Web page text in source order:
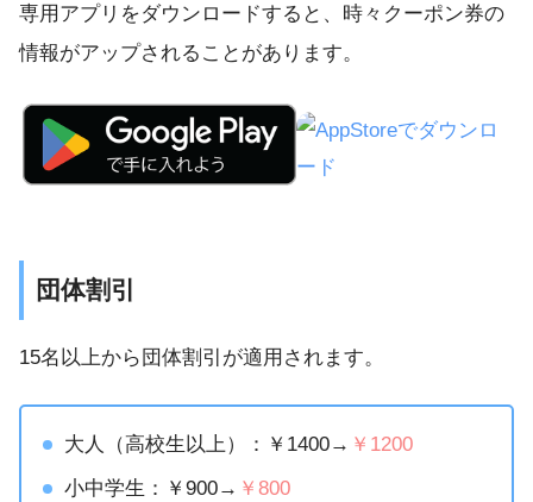
専用アプリをダウンロードすると、時々クーポン券の
情報がアップされることがあります。
団体割引
15名以上から団体割引が適用されます。
大人（高校生以上）：￥1400→ ￥1200
小中学生：￥900→ ￥800